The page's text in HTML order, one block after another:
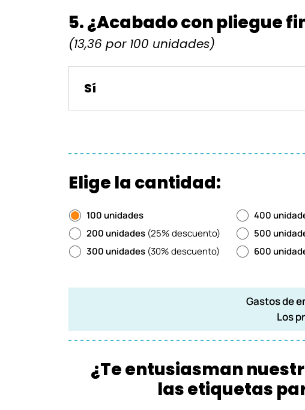
5. ¿Acabado con pliegue
(13,36 por 100 unidades)
Sí
Elige la cantidad:
100 unidades
200 unidades (25% descuento)
300 unidades (30% descuento)
400
500
600
Gastos de
Los
¿Te entusiasman
las etiquetas